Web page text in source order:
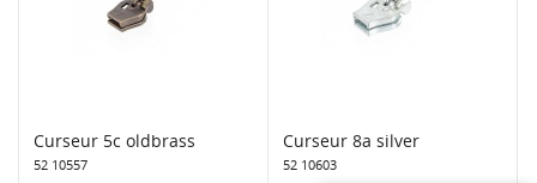
Curseur 5c oldbrass
52 10557
Curseur 8a silver
52 10603